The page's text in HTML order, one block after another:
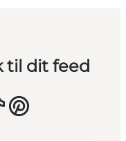
til dit feed